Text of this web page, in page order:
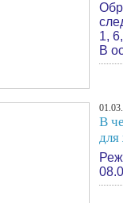
1,
В
В